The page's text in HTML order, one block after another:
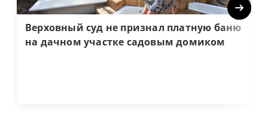
Верховный суд не признал платную баню
на дачном участке садовым домиком
Next